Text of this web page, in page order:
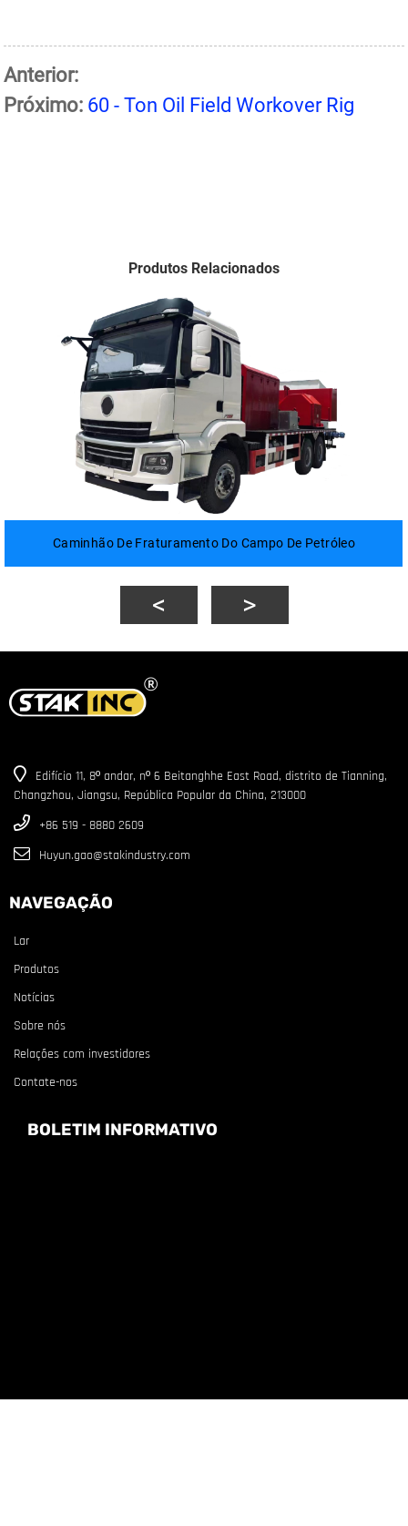
Anterior:
Próximo: 60 - Ton Oil Field Workover Rig
Produtos Relacionados
Caminhão De Fraturamento Do Campo De Petróleo
Edifício 11, 8º andar, nº 6 Beitanghhe East Road, distrito de Tianning,
Changzhou, Jiangsu, República Popular da China, 213000
+86 519 - 8880 2609
Huyun.gao@stakindustry.com
NAVEGAÇÃO
Lar
Produtos
Notícias
Sobre nós
Relações com investidores
Contate-nos
BOLETIM INFORMATIVO